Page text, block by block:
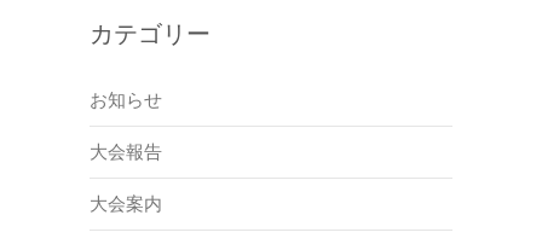
カテゴリー
お知らせ
大会報告
大会案内